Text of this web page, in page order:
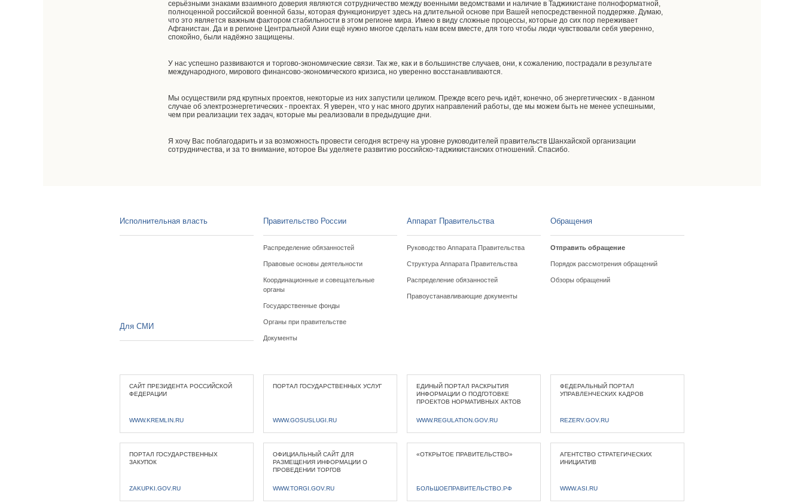
серьёзными знаками взаимного доверия являются сотрудничество между военными ведомствами и наличие в Таджикистане полноформатной,
полноценной российской военной базы, которая функционирует здесь на длительной основе при Вашей непосредственной поддержке. Думаю,
что это является важным фактором стабильности в этом регионе мира. Имею в виду сложные процессы, которые до сих пор переживает
Афганистан. Да и в регионе Центральной Азии ещё нужно многое сделать нам всем вместе, для того чтобы люди чувствовали себя уверенно,
спокойно, были надёжно защищены.
У нас успешно развиваются и торгово-экономические связи. Так же, как и в большинстве случаев, они, к сожалению, пострадали в результате
международного, мирового финансово-экономического кризиса, но уверенно восстанавливаются.
Мы осуществили ряд крупных проектов, некоторые из них запустили целиком. Прежде всего речь идёт, конечно, об энергетических - в данном
случае об электроэнергетических - проектах. Я уверен, что у нас много других направлений работы, где мы можем быть не менее успешными,
чем при реализации тех задач, которые мы реализовали в предыдущие дни.
Я хочу Вас поблагодарить и за возможность провести сегодня встречу на уровне руководителей правительств Шанхайской организации
сотрудничества, и за то внимание, которое Вы уделяете развитию российско-таджикистанских отношений. Спасибо.
Исполнительная власть Правительство России
Распределение обязанностей
Правовые основы деятельности
Координационные и совещательные
органы
Государственные фонды
Органы при правительстве
Документы
Аппарат Правительства
Руководство Аппарата Правительства
Структура Аппарата Правительства
Распределение обязанностей
Правоустанавливающие документы
Обращения
Отправить обращение
Порядок рассмотрения обращений
Обзоры обращений
Для СМИ
САЙТ ПРЕЗИДЕНТА РОССИЙСКОЙ
ФЕДЕРАЦИИ
WWW.KREMLIN.RU
ПОРТАЛ ГОСУДАРСТВЕННЫХ УСЛУГ
WWW.GOSUSLUGI.RU
ЕДИНЫЙ ПОРТАЛ РАСКРЫТИЯ
ИНФОРМАЦИИ О ПОДГОТОВКЕ
ПРОЕКТОВ НОРМАТИВНЫХ АКТОВ
WWW.REGULATION.GOV.RU
ФЕДЕРАЛЬНЫЙ ПОРТАЛ
УПРАВЛЕНЧЕСКИХ КАДРОВ
REZERV.GOV.RU
ПОРТАЛ ГОСУДАРСТВЕННЫХ
ЗАКУПОК
ZAKUPKI.GOV.RU
ОФИЦИАЛЬНЫЙ САЙТ ДЛЯ
РАЗМЕЩЕНИЯ ИНФОРМАЦИИ О
ПРОВЕДЕНИИ ТОРГОВ
WWW.TORGI.GOV.RU
«ОТКРЫТОЕ ПРАВИТЕЛЬСТВО»
БОЛЬШОЕПРАВИТЕЛЬСТВО.РФ
АГЕНТСТВО СТРАТЕГИЧЕСКИХ
ИНИЦИАТИВ
WWW.ASI.RU